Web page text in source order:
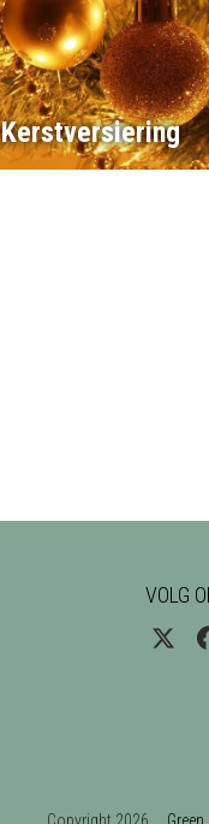
Kerstversiering
VOLG
Copyright 2026